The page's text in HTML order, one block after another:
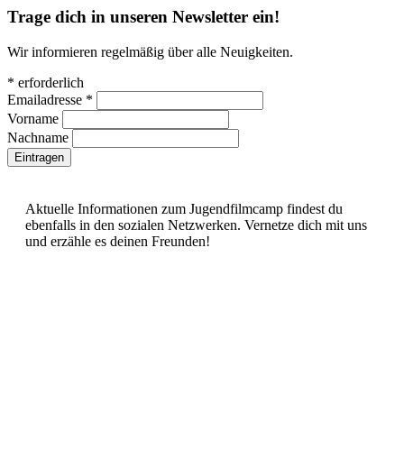
Trage dich in unseren Newsletter ein!
Wir informieren regelmäßig über alle Neuigkeiten.
* erforderlich
Emailadresse *
Vorname
Nachname
Aktuelle Informationen zum Jugendfilmcamp findest du
ebenfalls in den sozialen Netzwerken. Vernetze dich mit uns
und erzähle es deinen Freunden!